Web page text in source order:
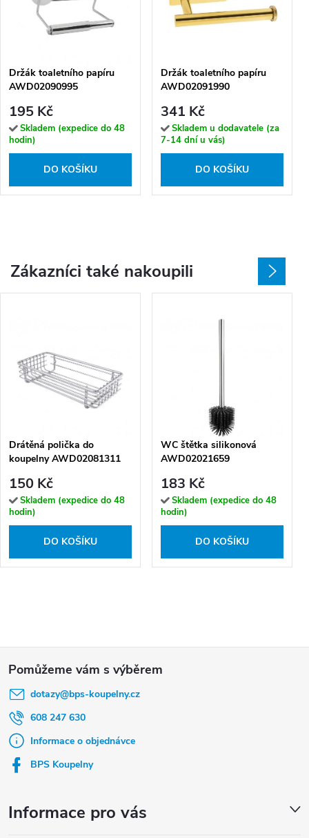
Držák toaletního papíru
AWD02090995
195 Kč
Skladem (expedice do 48
hodin)
DO KOŠÍKU
Držák toaletního papíru
AWD02091990
341 Kč
Skladem u dodavatele (za
7-14 dní u vás)
DO KOŠÍKU
Zákazníci také nakoupili
Drátěná polička do
koupelny AWD02081311
150 Kč
Skladem (expedice do 48
hodin)
DO KOŠÍKU
WC štětka silikonová
AWD02021659
183 Kč
Skladem (expedice do 48
hodin)
DO KOŠÍKU
dotazy@bps-koupelny.cz
608 247 630
Informace o objednávce
BPS Koupelny
Informace pro vás